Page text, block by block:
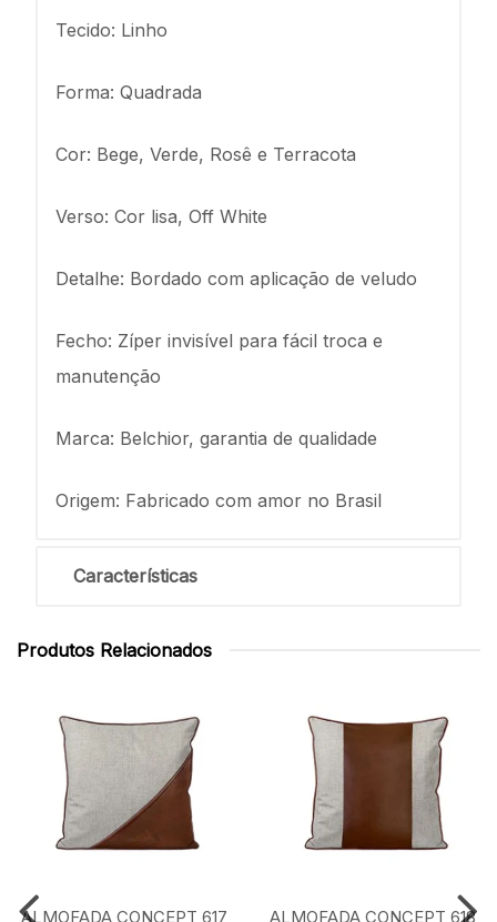
Tecido: Linho
Forma: Quadrada
Cor: Bege, Verde, Rosê e Terracota
Verso: Cor lisa, Off White
Detalhe: Bordado com aplicação de veludo
Fecho: Zíper invisível para fácil troca e
manutenção
Marca: Belchior, garantia de qualidade
Origem: Fabricado com amor no Brasil
Características
Produtos Relacionados
ALMOFADA CONCEPT 617 ALMOFADA CONCEPT 618